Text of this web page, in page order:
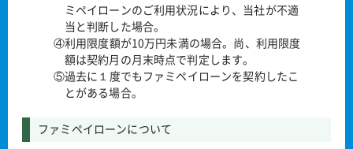
ミペイローンのご利用状況により、当社が不適
当と判断した場合。
④利用限度額が10万円未満の場合。尚、利用限度
額は契約月の月末時点で判定します。
⑤過去に１度でもファミペイローンを契約したこ
とがある場合。
ファミペイローンについて